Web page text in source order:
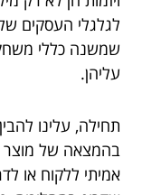
לגלגלי העסקים
שמשנה כללי משחק
עליהן.
תחילה, עלינו
בהמצאה של מוצר
אמיתי ללקוח או